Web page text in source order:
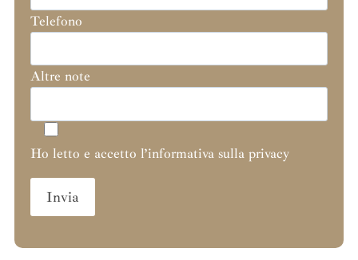
Telefono
Altre note
Ho letto e accetto l’informativa sulla privacy